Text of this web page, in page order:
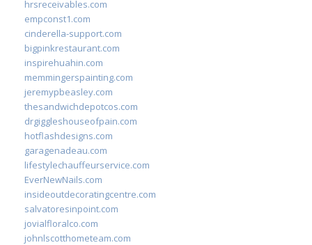
hrsreceivables.com
empconst1.com
cinderella-support.com
bigpinkrestaurant.com
inspirehuahin.com
memmingerspainting.com
jeremypbeasley.com
thesandwichdepotcos.com
drgiggleshouseofpain.com
hotflashdesigns.com
garagenadeau.com
lifestylechauffeurservice.com
EverNewNails.com
insideoutdecoratingcentre.com
salvatoresinpoint.com
jovialfloralco.com
johnlscotthometeam.com